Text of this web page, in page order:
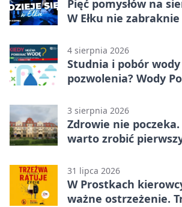
Pięć pomysłów na
W Ełku nie
4 sierpnia 2026
Studnia i pobór
pozwolenia? Wody
3 sierpnia 2026
Zdrowie nie
warto zrobić
31 lipca 2026
W Prostkach
ważne ostrzeżenie.